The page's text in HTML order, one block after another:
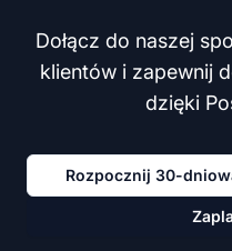
Dołącz do naszej
klientów i zapewnij
dzięki
Rozpocznij 30-